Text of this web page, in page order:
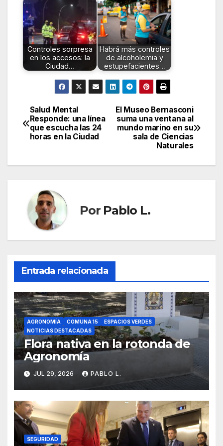
Controles sorpresa
en los accesos: la
Ciudad…
Habrá más controles
de alcoholemia y
estupefacientes…
Navegación
de
El Museo Bernasconi
suma una ventana al
mundo marino en su
sala de Ciencias
Naturales
Salud Mental
Responde: una línea
que escucha las 24
horas en la Ciudad
Por Pablo L.
Entrada relacionada
AGRONOMÍA COMUNA 15
ESPACIOS VERDES
NOTICIAS DESTACADAS
Flora nativa en la rotonda de
Agronomía
JUL 29, 2026 PABLO L.
SEGURIDAD